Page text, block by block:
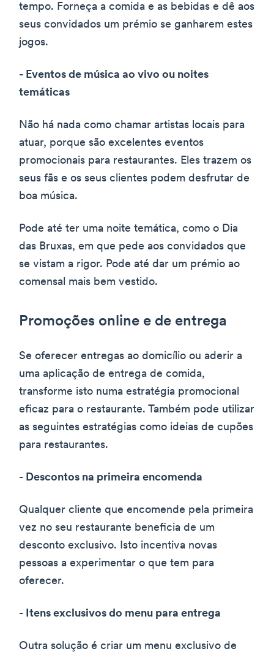
tempo. Forneça a comida e as bebidas e dê aos
seus convidados um prémio se ganharem estes
jogos.
- Eventos de música ao vivo ou noites
temáticas
Não há nada como chamar artistas locais para
atuar, porque são excelentes eventos
promocionais para restaurantes. Eles trazem os
seus fãs e os seus clientes podem desfrutar de
boa música.
Pode até ter uma noite temática, como o Dia
das Bruxas, em que pede aos convidados que
se vistam a rigor. Pode até dar um prémio ao
comensal mais bem vestido.
Promoções online e de entrega
Se oferecer entregas ao domicílio ou aderir a
uma aplicação de entrega de comida,
transforme isto numa estratégia promocional
eficaz para o restaurante. Também pode utilizar
as seguintes estratégias como ideias de cupões
para restaurantes.
- Descontos na primeira encomenda
Qualquer cliente que encomende pela primeira
vez no seu restaurante beneficia de um
desconto exclusivo. Isto incentiva novas
pessoas a experimentar o que tem para
oferecer.
- Itens exclusivos do menu para entrega
Outra solução é criar um menu exclusivo de